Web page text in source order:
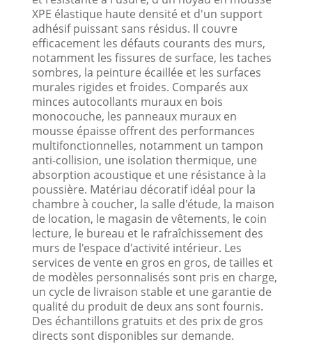
XPE élastique haute densité et d'un support
adhésif puissant sans résidus. Il couvre
efficacement les défauts courants des murs,
notamment les fissures de surface, les taches
sombres, la peinture écaillée et les surfaces
murales rigides et froides. Comparés aux
minces autocollants muraux en bois
monocouche, les panneaux muraux en
mousse épaisse offrent des performances
multifonctionnelles, notamment un tampon
anti-collision, une isolation thermique, une
absorption acoustique et une résistance à la
poussière. Matériau décoratif idéal pour la
chambre à coucher, la salle d'étude, la maison
de location, le magasin de vêtements, le coin
lecture, le bureau et le rafraîchissement des
murs de l'espace d'activité intérieur. Les
services de vente en gros en gros, de tailles et
de modèles personnalisés sont pris en charge,
un cycle de livraison stable et une garantie de
qualité du produit de deux ans sont fournis.
Des échantillons gratuits et des prix de gros
directs sont disponibles sur demande.